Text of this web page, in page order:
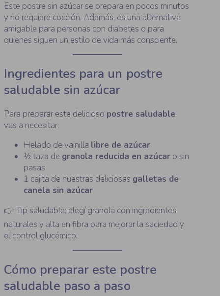
Este postre sin azúcar se prepara en pocos minutos
y no requiere cocción. Además, es una alternativa
amigable para personas con diabetes o para
quienes siguen un estilo de vida más consciente.
Ingredientes para un postre
saludable sin azúcar
Para preparar este delicioso postre saludable,
vas a necesitar:
Helado de vainilla libre de azúcar
½ taza de granola reducida en azúcar o sin
pasas
1 cajita de nuestras deliciosas galletas de
canela sin azúcar
👉 Tip saludable: elegí granola con ingredientes
naturales y alta en fibra para mejorar la saciedad y
el control glucémico.
Cómo preparar este postre
saludable paso a paso